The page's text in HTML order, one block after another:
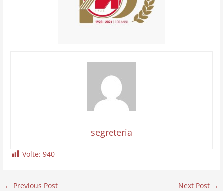
segreteria
Volte: 940
← Previous Post Next Post →